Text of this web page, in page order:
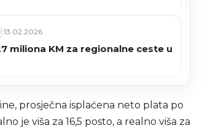
13.02.2026
miliona KM za regionalne ceste u
prosječna isplaćena neto plata po
je viša za 16,5 posto, a realno viša za